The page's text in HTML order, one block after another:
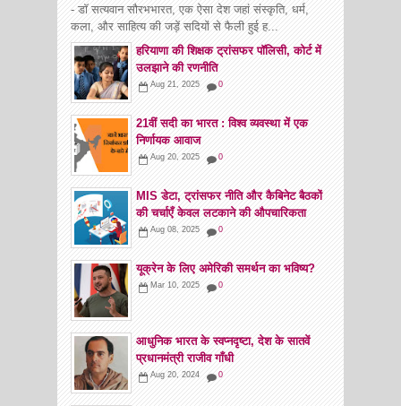
- डॉ सत्यवान सौरभभारत, एक ऐसा देश जहां संस्कृति, धर्म,
कला, और साहित्य की जड़ें सदियों से फैली हुई ह...
हरियाणा की शिक्षक ट्रांसफर पॉलिसी, कोर्ट में
उलझाने की रणनीति
Aug 21, 2025 0
21वीं सदी का भारत : विश्व व्यवस्था में एक
निर्णायक आवाज
Aug 20, 2025 0
MIS डेटा, ट्रांसफर नीति और कैबिनेट बैठकों
की चर्चाएँ केवल लटकाने की औपचारिकता
Aug 08, 2025 0
यूक्रेन के लिए अमेरिकी समर्थन का भविष्य?
Mar 10, 2025 0
आधुनिक भारत के स्वप्नदृष्टा, देश के सातवें
प्रधानमंत्री राजीव गाँधी
Aug 20, 2024 0